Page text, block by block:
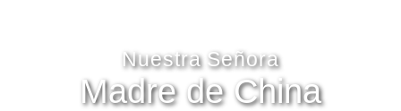
Nuestra Señora
Madre de China